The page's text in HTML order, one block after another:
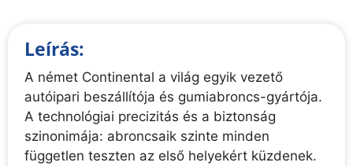
Leírás:
A német Continental a világ egyik vezető
autóipari beszállítója és gumiabroncs-gyártója.
A technológiai precizitás és a biztonság
szinonimája: abroncsaik szinte minden
független teszten az első helyekért küzdenek.